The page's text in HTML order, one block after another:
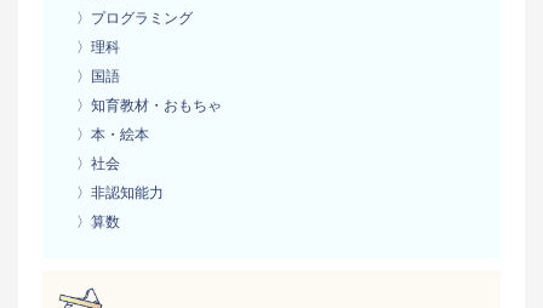
〉プログラミング
〉理科
〉国語
〉知育教材・おもちゃ
〉本・絵本
〉社会
〉非認知能力
〉算数